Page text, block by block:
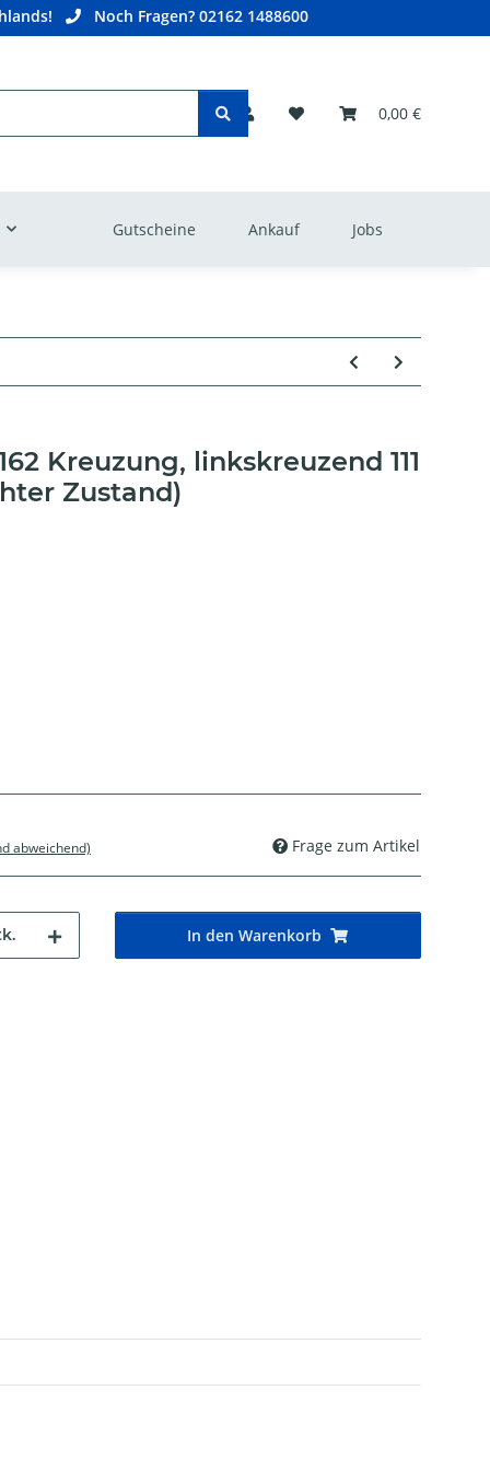
Noch Fragen? 02162 1488600
0,00 €
Gutscheine Ankauf Jobs
Kreuzung, linkskreuzend 111
Zustand)
abweichend) Frage zum Artikel
In den Warenkorb